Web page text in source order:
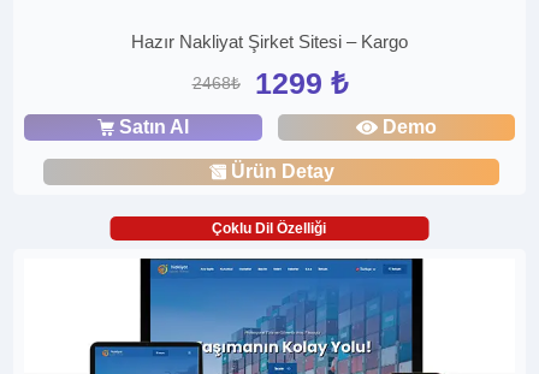
Hazır Nakliyat Şirket Sitesi – Kargo
2468₺ 1299 ₺
Satın Al Demo
Ürün Detay
Çoklu Dil Özelliği